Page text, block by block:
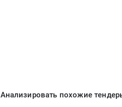
Анализировать похожие